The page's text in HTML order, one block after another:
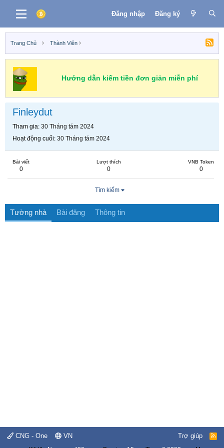
Đăng nhập Đăng ký
Trang Chủ Thành Viên
Hướng dẫn kiếm tiền đơn giản miễn phí
Finleydut
Tham gia 30 Tháng tám 2024
Hoạt động cuối 30 Tháng tám 2024
Bài viết
0
Lượt thích
0
VNB Token
0
Tìm kiếm
Tường nhà Bài đăng Thông tin
CNG - One VN Trợ giúp
R